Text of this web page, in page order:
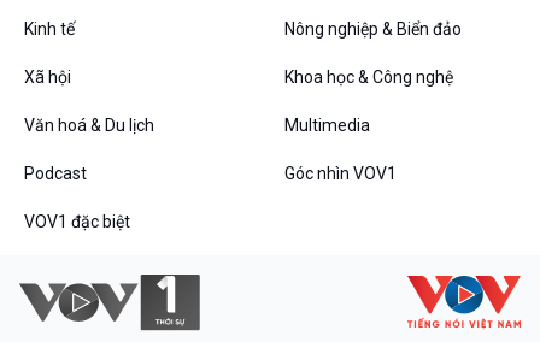
Kinh tế Nông nghiệp & Biển đảo
Xã hội Khoa học & Công nghệ
Văn hoá & Du lịch Multimedia
Podcast Góc nhìn VOV1
VOV1 đặc biệt